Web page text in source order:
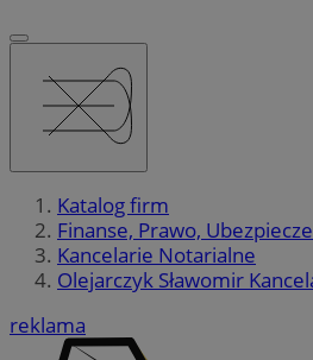
Katalog firm
Finanse, Prawo,
Kancelarie Notarialne
Olejarczyk Sławomir
reklama